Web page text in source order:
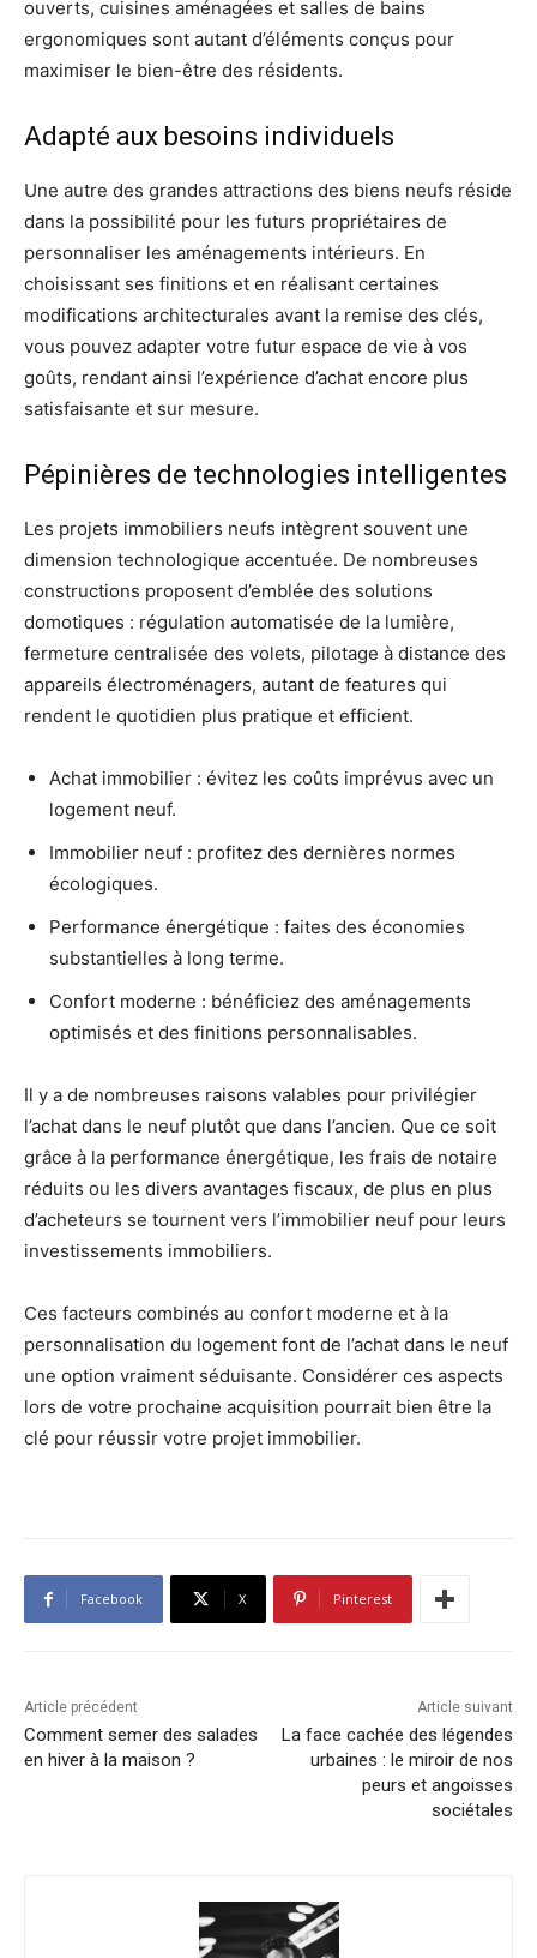
ouverts, cuisines aménagées et salles de bains
ergonomiques sont autant d’éléments conçus pour
maximiser le bien-être des résidents.
Adapté aux besoins individuels
Une autre des grandes attractions des biens neufs réside
dans la possibilité pour les futurs propriétaires de
personnaliser les aménagements intérieurs. En
choisissant ses finitions et en réalisant certaines
modifications architecturales avant la remise des clés,
vous pouvez adapter votre futur espace de vie à vos
goûts, rendant ainsi l’expérience d’achat encore plus
satisfaisante et sur mesure.
Pépinières de technologies intelligentes
Les projets immobiliers neufs intègrent souvent une
dimension technologique accentuée. De nombreuses
constructions proposent d’emblée des solutions
domotiques : régulation automatisée de la lumière,
fermeture centralisée des volets, pilotage à distance des
appareils électroménagers, autant de features qui
rendent le quotidien plus pratique et efficient.
Achat immobilier : évitez les coûts imprévus avec un
logement neuf.
Immobilier neuf : profitez des dernières normes
écologiques.
Performance énergétique : faites des économies
substantielles à long terme.
Confort moderne : bénéficiez des aménagements
optimisés et des finitions personnalisables.
Il y a de nombreuses raisons valables pour privilégier
l’achat dans le neuf plutôt que dans l’ancien. Que ce soit
grâce à la performance énergétique, les frais de notaire
réduits ou les divers avantages fiscaux, de plus en plus
d’acheteurs se tournent vers l’immobilier neuf pour leurs
investissements immobiliers.
Ces facteurs combinés au confort moderne et à la
personnalisation du logement font de l’achat dans le neuf
une option vraiment séduisante. Considérer ces aspects
lors de votre prochaine acquisition pourrait bien être la
clé pour réussir votre projet immobilier.
Facebook X Pinterest
Article précédent
Comment semer des salades
en hiver à la maison ?
Article suivant
La face cachée des légendes
urbaines : le miroir de nos
peurs et angoisses
sociétales